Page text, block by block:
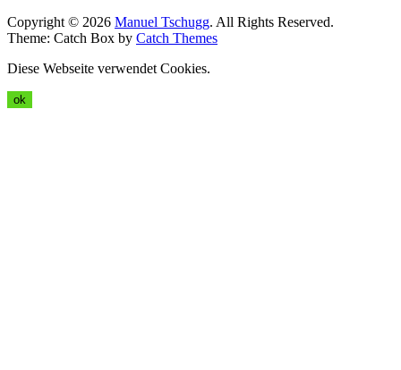
Copyright © 2026 Manuel Tschugg. All Rights Reserved.
Theme: Catch Box by Catch Themes
Diese Webseite verwendet Cookies.